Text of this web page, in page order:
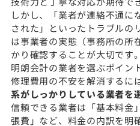
しかし、「業者が連絡不通に
された」といったトラブルの
は事業者の実態（事務所の所
かり確認することが大切です。
明朗会計の業者を選ぶポイン
修理費用の不安を解消するには
系がしっかりしている業者を
信頼できる業者は「基本料金
張費」など、料金の内訳を明